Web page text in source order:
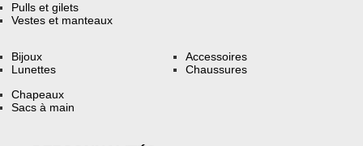
Pulls et gilets
Vestes et manteaux
Bijoux
Lunettes
Accessoires
Chaussures
Chapeaux
Sacs à main